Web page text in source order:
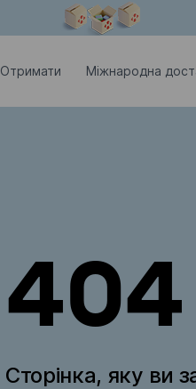
Отримати Міжнародна
404
Сторінка, яку ви